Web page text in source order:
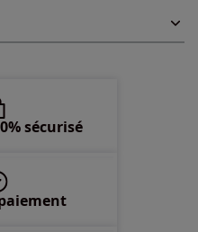
sécurisé